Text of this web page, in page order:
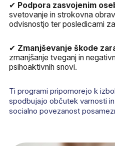
✔ Podpora zasvojenim
svetovanje in strokovna
odvisnostjo ter posledicami
✔ Zmanjševanje škode
zmanjšanje tveganj in
psihoaktivnih snovi.
Ti programi pripomorejo k
spodbujajo občutek varnosti
socialno povezanost